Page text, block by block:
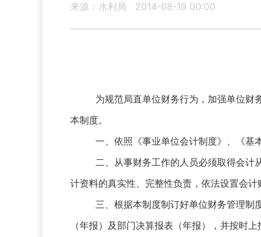
来源：水利局 2014-08-19 00:00
为规范局直单位财务行为，加强单位财
本制度。
一、依照《事业单位会计制度》、《基
二、从事财务工作的人员必须取得会计
计资料的真实性、完整性负责，依法设置会
三、根据本制度制订好单位财务管理制
（年报）及部门决算报表（年报），并按时上